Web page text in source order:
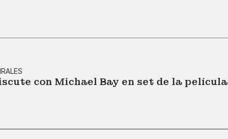
con Michael Bay en set de la película